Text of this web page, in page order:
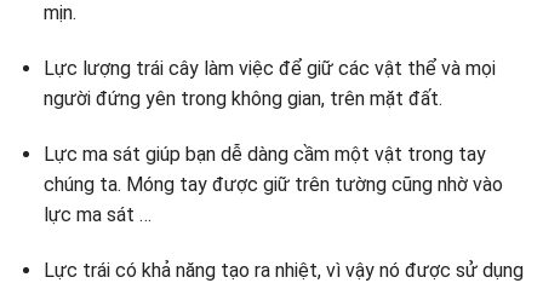
mịn.
Lực lượng trái cây làm việc để giữ các vật thể và mọi
người đứng yên trong không gian, trên mặt đất.
Lực ma sát giúp bạn dễ dàng cầm một vật trong tay
chúng ta. Móng tay được giữ trên tường cũng nhờ vào
lực ma sát …
Lực trái có khả năng tạo ra nhiệt, vì vậy nó được sử dụng